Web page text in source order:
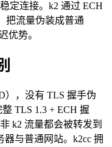
定连接。k2 通过 ECH
把流量伪装成普通
优势。
），没有 TLS 握手伪
TLS 1.3 + ECH 握
k2 流量都会被转发到
与普通网站。k2cc 拥